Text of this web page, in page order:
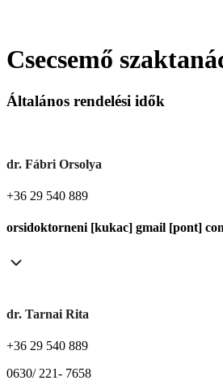
Csecsemő
Általános rendelési idők
dr. Fábri Orsolya
+36 29 540 889
orsidoktorneni [kukac] gmail [pont]
dr. Tarnai Rita
+36 29 540 889
0630/ 221- 7658